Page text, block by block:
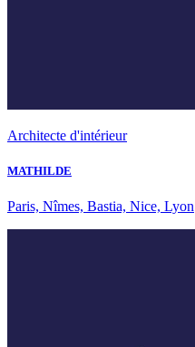
Architecte d'intérieur
MATHILDE
Paris, Nîmes, Bastia, Nice, Lyon